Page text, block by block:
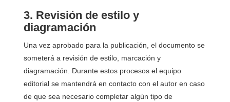
3. Revisión de estilo y
diagramación
Una vez aprobado para la publicación, el documento se
someterá a revisión de estilo, marcación y
diagramación. Durante estos procesos el equipo
editorial se mantendrá en contacto con el autor en caso
de que sea necesario completar algún tipo de